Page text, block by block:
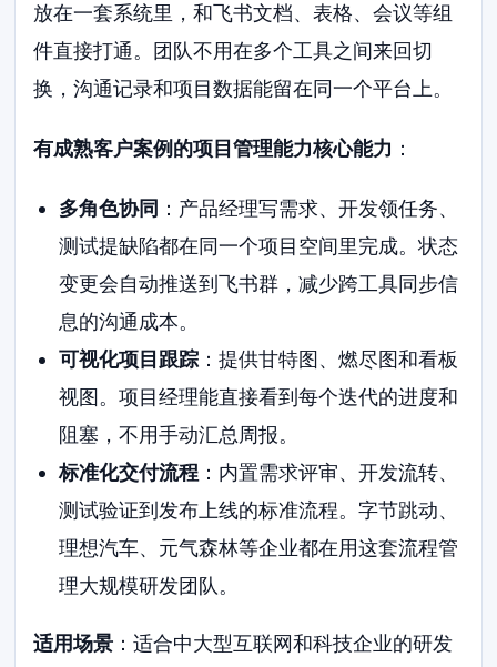
放在一套系统里，和飞书文档、表格、会议等组
件直接打通。团队不用在多个工具之间来回切
换，沟通记录和项目数据能留在同一个平台上。
有成熟客户案例的项目管理能力核心能力 ：
多角色协同 ：产品经理写需求、开发领任务、
测试提缺陷都在同一个项目空间里完成。状态
变更会自动推送到飞书群，减少跨工具同步信
息的沟通成本。
可视化项目跟踪：提供甘特图、燃尽图和看板
视图。项目经理能直接看到每个迭代的进度和
阻塞，不用手动汇总周报。
标准化交付流程：内置需求评审、开发流转、
测试验证到发布上线的标准流程。字节跳动、
理想汽车、元气森林等企业都在用这套流程管
理大规模研发团队。
适用场景 ：适合中大型互联网和科技企业的研发